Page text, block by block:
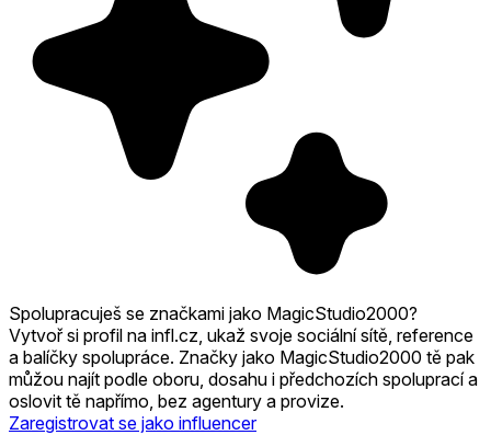
Spolupracuješ se značkami jako MagicStudio2000?
Vytvoř si profil na infl.cz, ukaž svoje sociální sítě, reference
a balíčky spolupráce. Značky jako MagicStudio2000 tě pak
můžou najít podle oboru, dosahu i předchozích spoluprací a
oslovit tě napřímo, bez agentury a provize.
Zaregistrovat se jako influencer